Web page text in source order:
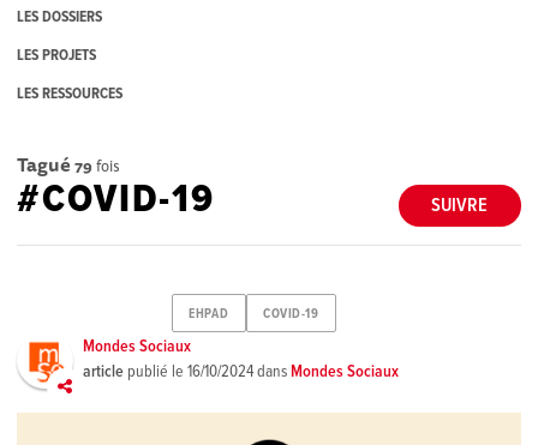
LES DOSSIERS
LES PROJETS
LES RESSOURCES
Tagué 79 fois
SUIVRE
#COVID-19
EHPAD COVID-19
Mondes Sociaux
article publié le16/10/2024dansMondes Sociaux